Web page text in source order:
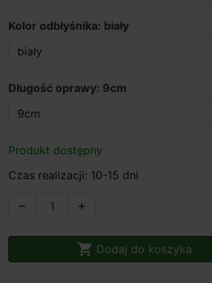
Kolor odbłyśnika: biały
Długość oprawy: 9cm
Produkt dostępny
Czas realizacji: 10-15 dni
 
 Dodaj do koszyka